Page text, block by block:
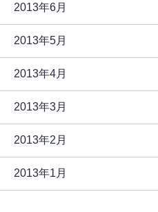
2013年6月
2013年5月
2013年4月
2013年3月
2013年2月
2013年1月